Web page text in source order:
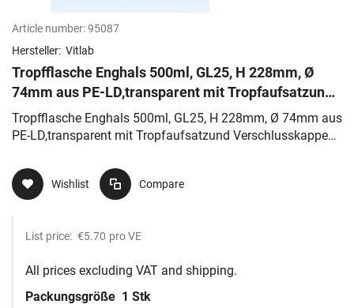
Article number:95087
Hersteller: Vitlab
Tropfflasche Enghals 500ml, GL25, H 228mm, Ø
74mm aus PE-LD,transparent mit Tropfaufsatzund
Verschlusskappe aus PE-HD,
Tropfflasche Enghals 500ml, GL25, H 228mm, Ø 74mm aus
PE-LD,transparent mit Tropfaufsatzund Verschlusskappe
Wishlist Compare
List price: €5.70 pro VE
All prices excluding VAT and shipping.
Packungsgröße 1 Stk